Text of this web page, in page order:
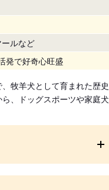
ルなど
発で好奇心旺盛
牧羊犬として育まれた歴史
、ドッグスポーツや家庭犬